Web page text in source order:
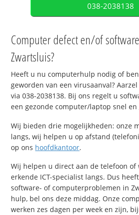
038-2038138
Computer defect en/of
Zwartsluis?
Heeft u nu computerhulp nodig of
geworden van een virusaanval?
via 038-2038138. Bij ons regelt u
een gezonde computer/laptop snel en
Wij bieden drie mogelijkheden: onze
langs, wij helpen u op afstand
op ons hoofdkantoor.
Wij helpen u direct aan de telefoon of
erkende ICT-specialist langs. Dus
software- of computerproblemen in
hulp, bel ons deze middag. Onze
werken zes dagen per week en zijn,